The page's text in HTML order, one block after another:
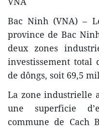
Bac Ninh (VNA) –
province de Bac
deux zones
investissement total
de dôngs, soit 69,5
La zone industrielle
une superficie
commune de Cach